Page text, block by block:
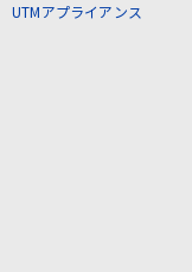
UTMアプライアンス